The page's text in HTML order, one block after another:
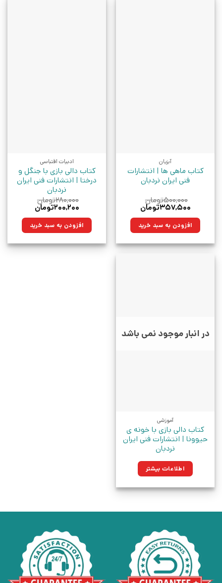
آبزیان
کتاب ماهی ها | انتشارات
فنی ایران نردبان
۵۰۰,۰۰۰تومان
قیمت
۵۰۰,۰۰۰تومان
بود.
۳۵۷,۵۰۰تومان
۳۵۷,۵۰۰تومان.افزودن به سبد خرید
ادبیات اقتباسی
کتاب دالی بازی با جنگل و
درختا | انتشارات فنی ایران
نردبان
۲۸۰,۰۰۰تومان
قیمت
۲۸۰,۰۰۰تومان
بود.
۲۰۰,۲۰۰تومان
۲۰۰,۲۰۰تومان.افزودن به سبد خرید
در انبار موجود نمی باشد
آموزشی
کتاب دالی بازی با خونه ی
حیوونا | انتشارات فنی ایران
نردبان
اطلاعات بیشتر